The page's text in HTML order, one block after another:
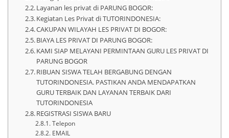
Layanan les privat di PARUNG BOGOR:
Kegiatan Les Privat di TUTORINDONESIA:
CAKUPAN WILAYAH LES PRIVAT DI BOGOR:
BIAYA LES PRIVAT DI PARUNG BOGOR:
KAMI SIAP MELAYANI PERMINTAAN GURU LES PRIVAT DI
PARUNG BOGOR
RIBUAN SISWA TELAH BERGABUNG DENGAN
TUTORINDONESIA. PASTIKAN ANDA MENDAPATKAN
GURU TERBAIK DAN LAYANAN TERBAIK DARI
TUTORINDONESIA
REGISTRASI SISWA BARU
Telepon
EMAIL